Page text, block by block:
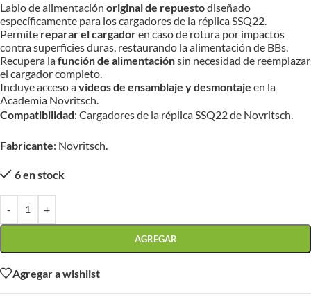
Labio de alimentación original de repuestodiseñado
específicamente para los cargadores de la réplica SSQ22.
Permite reparar el cargadoren caso de rotura por impactos
contra superficies duras, restaurando la alimentación de BBs.
Recupera lafunción de alimentaciónsin necesidad de reemplazar
el cargador completo.
Incluye acceso avideos de ensamblaje y desmontaje en la
Academia Novritsch.
Compatibilidad: Cargadores de la réplica SSQ22 de Novritsch.
Fabricante: Novritsch.
6 en stock
- +
AGREGAR
Agregar a wishlist